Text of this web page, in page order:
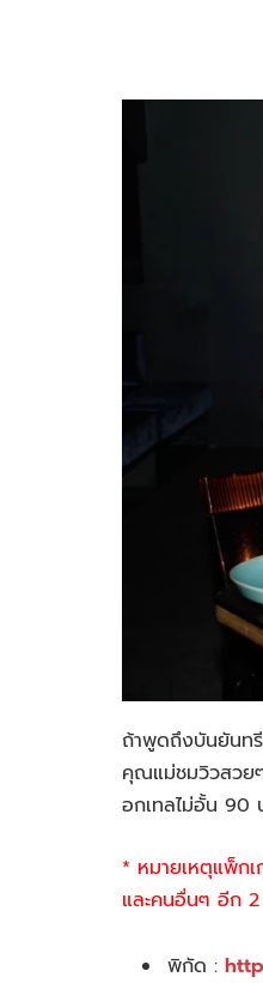
ถ้าพูดถึงบันยันทรี
คุณแม่ชมวิวสวย
อกเทลไม่อั้น 90
* หมายเหตุแพ็ก
และคนอื่นๆ อีก
พิกัด :